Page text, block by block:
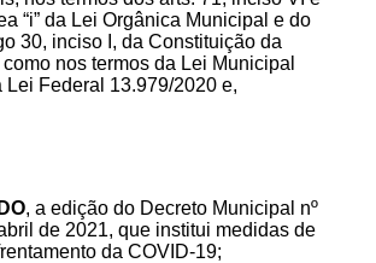
“i” da Lei Orgânica Municipal e do
30, inciso I, da Constituição da
nos termos da Lei Municipal
Lei Federal 13.979/2020 e,
, a edição do Decreto Municipal nº
de 2021, que institui medidas de
da COVID-19;